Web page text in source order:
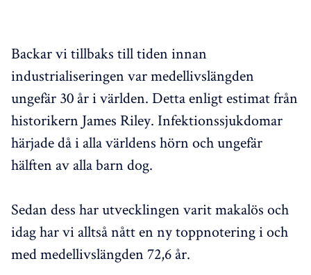
Backar vi tillbaks till tiden innan
industrialiseringen var medellivslängden
ungefär 30 år i världen. Detta enligt estimat från
historikern James Riley. Infektionssjukdomar
härjade då i alla världens hörn och ungefär
hälften av alla barn dog.
Sedan dess har utvecklingen varit makalös och
idag har vi alltså nått en ny toppnotering i och
med medellivslängden 72,6 år.